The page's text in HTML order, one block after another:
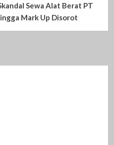
Sewa Alat Berat PT
Mark Up Disorot